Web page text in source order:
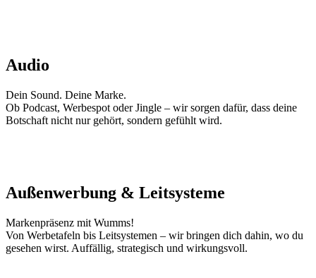
Audio
Dein Sound. Deine Marke.
Ob Podcast, Werbespot oder Jingle – wir sorgen dafür, dass deine
Botschaft nicht nur gehört, sondern gefühlt wird.
Außenwerbung & Leitsysteme
Markenpräsenz mit Wumms!
Von Werbetafeln bis Leitsystemen – wir bringen dich dahin, wo du
gesehen wirst. Auffällig, strategisch und wirkungsvoll.